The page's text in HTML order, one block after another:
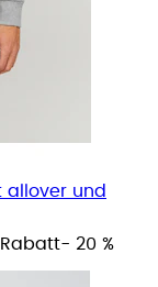
allover und
Rabatt- 20 %